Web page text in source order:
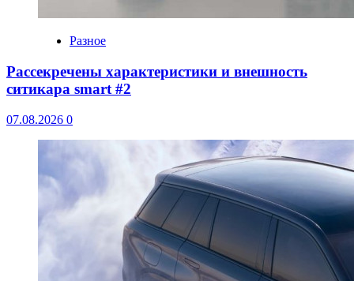
Разное
Рассекречены характеристики и внешность
ситикара smart #2
07.08.2026 0